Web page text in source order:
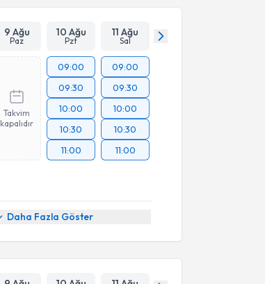
9 Ağu
Paz
10 Ağu
Pzt
11 Ağu
Sal
Takvim
kapalıdır
09:00
09:30
10:00
10:30
11:00
09:00
09:30
10:00
10:30
11:00
Daha Fazla Göster